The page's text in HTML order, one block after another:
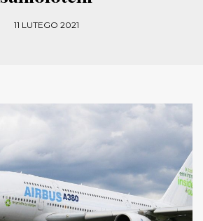
11 LUTEGO 2021